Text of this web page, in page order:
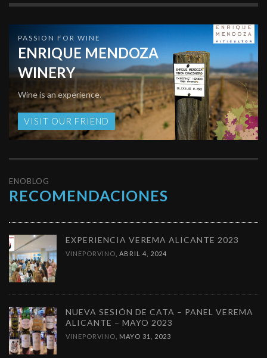
PASSION FOR WINE
ENRIQUE MENDOZA
WINERY
Wine is an experience.
VISIT OUR FRIEND
ENOBLOG
RECOMENDACIONES
EXPERIENCIA VEREMA ALICANTE 2023
VINEPORVINO ABRIL 4, 2024
NUEVA SESIÓN DE CATA – PANEL VEREMA
ALICANTE – MAYO 2023
VINEPORVINO MAYO 31, 2023